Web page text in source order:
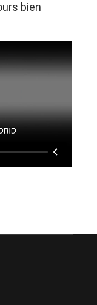
bien